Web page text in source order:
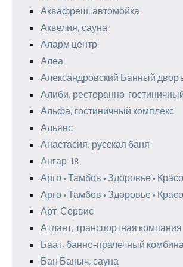
Аквафреш, автомойка
Аквелия, сауна
Аларм центр
Алеа
Александровский Банный
Алиби, ресторанно-
Альфа, гостиничный комплекс
Альянс
Анастасия, русская баня
Ангар-18
Арго • Тамбов • Здоровье •
Арго • Тамбов • Здоровье •
Арт-Сервис
Атлант, транспортная компания
Баат, банно-прачечный
Бан Баныч, сауна